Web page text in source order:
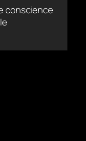
conscience